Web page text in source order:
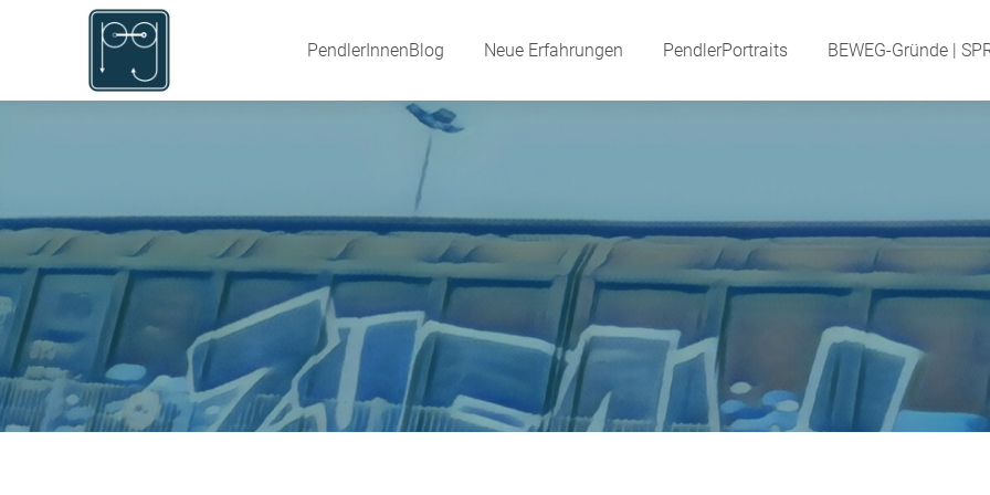
PendlerInnenBlog Neue Erfahrungen PendlerPortraits BEWEG-Gründe |
PendlerInnenBlog Neue Erfahrungen PendlerPortraits BEWEG-Gründe |